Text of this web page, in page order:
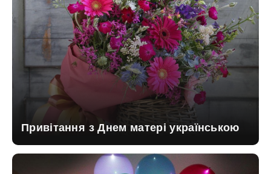
Привітання з Днем матері українською